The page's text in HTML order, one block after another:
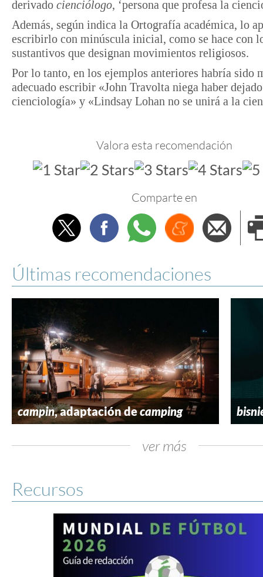
derivado cienciólogo, ‘persona que profesa la
Además, según indica la Ortografía académica, lo
escribirlo con minúscula inicial, como se hace con
sustantivos que designan movimientos religiosos.
Por lo tanto, en los ejemplos anteriores habría sido
adecuado escribir «John Travolta niega haber
cienciología» y «Lindsay Lohan no se unirá a la
Valora esta recomendación
Comparte en
TwitterFacebookWhatsappMenéame
Últimas recomendaciones
campin, adaptación decamping
ver más
Recursos